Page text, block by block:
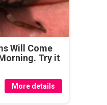
Will Come
Try it
More details